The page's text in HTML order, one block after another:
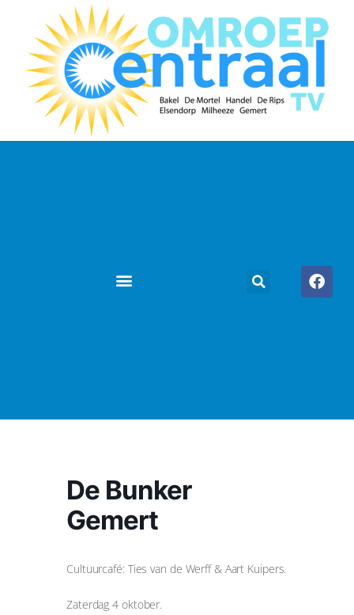
De Bunker
Gemert
Cultuurcafé: Ties van de Werff & Aart Kuipers.
Zaterdag 4 oktober.